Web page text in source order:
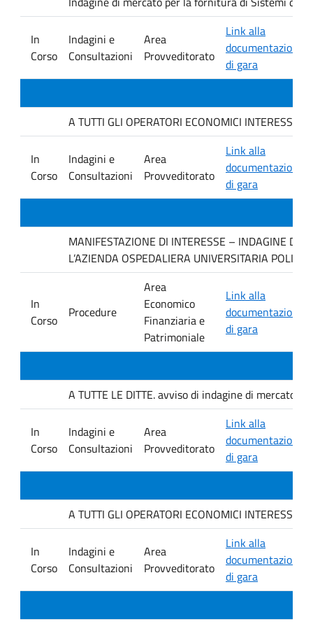
In
Corso
Indagini e
Consultazioni
Area
Provveditorato
Link alla
documentazione
di gara
A TUTTI GLI OPERATORI ECONOMICI
In
Corso
Indagini e
Consultazioni
Area
Provveditorato
Link alla
documentazione
di gara
MANIFESTAZIONE DI INTERESSE – INDAGINE DI
L’AZIENDA OSPEDALIERA UNIVERSITARIA
In
Corso
Procedure
Area
Economico
Finanziaria e
Patrimoniale
Link alla
documentazione
di gara
A TUTTE LE DITTE. avviso di indagine di mercato
In
Corso
Indagini e
Consultazioni
Area
Provveditorato
Link alla
documentazione
di gara
A TUTTI GLI OPERATORI ECONOMICI
In
Corso
Indagini e
Consultazioni
Area
Provveditorato
Link alla
documentazione
di gara